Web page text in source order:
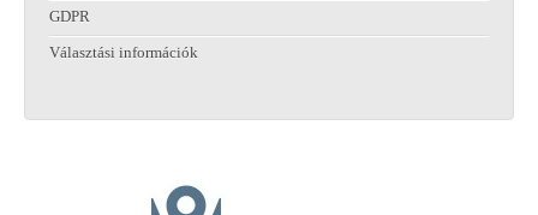
GDPR
Választási információk